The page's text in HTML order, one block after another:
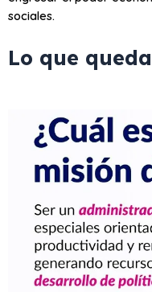
sociales.
Lo que